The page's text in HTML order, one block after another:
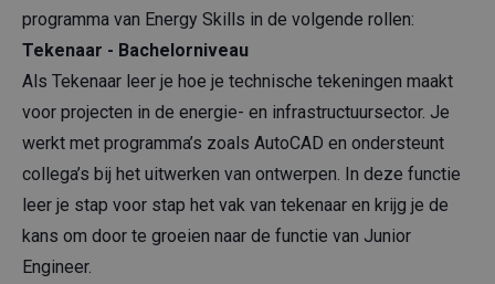
programma van Energy Skills in de volgende rollen:
Tekenaar - Bachelorniveau
Als Tekenaar leer je hoe je technische tekeningen maakt
voor projecten in de energie- en infrastructuursector. Je
werkt met programma’s zoals AutoCAD en ondersteunt
collega’s bij het uitwerken van ontwerpen. In deze functie
leer je stap voor stap het vak van tekenaar en krijg je de
kans om door te groeien naar de functie van Junior
Engineer.